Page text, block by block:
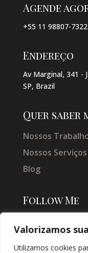
Valorizamos
Utilizamos cookies
Agende
+55 11 98807-7322
Endereço
Av Marginal, 341 -
SP, Brazil
Quer saber
Nossos
Nossos Serviços
Blog
Follow Me